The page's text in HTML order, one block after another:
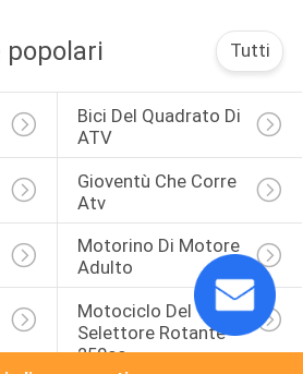
popolari Tutti
Bici Del Quadrato Di
ATV
Gioventù Che Corre
Atv
Motorino Di Motore
Adulto
Motociclo Del
Selettore Rotante
250cc